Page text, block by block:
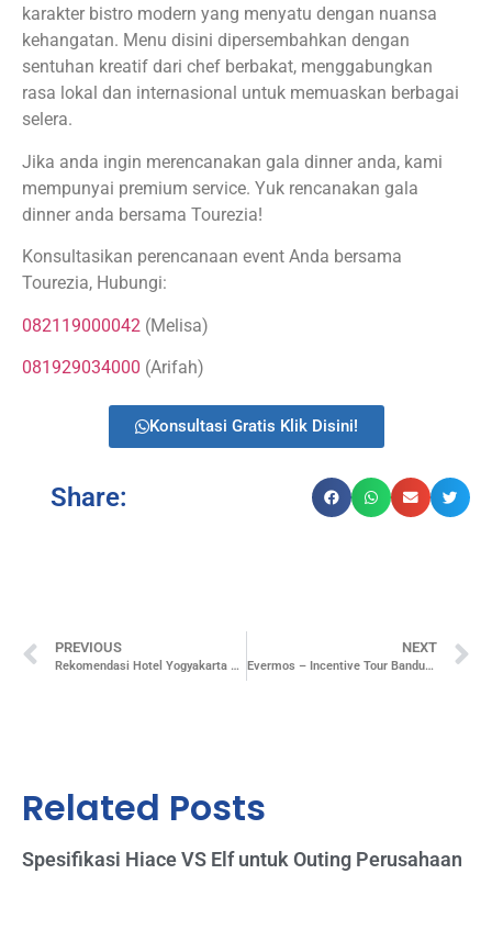
karakter bistro modern yang menyatu dengan nuansa
kehangatan. Menu disini dipersembahkan dengan
sentuhan kreatif dari chef berbakat, menggabungkan
rasa lokal dan internasional untuk memuaskan berbagai
selera.
Jika anda ingin merencanakan gala dinner anda, kami
mempunyai premium service. Yuk rencanakan gala
dinner anda bersama Tourezia!
Konsultasikan perencanaan event Anda bersama
Tourezia, Hubungi:
082119000042 (Melisa)
081929034000 (Arifah)
Konsultasi Gratis Klik Disini!
Share:
PREVIOUS
Rekomendasi Hotel Yogyakarta untuk Perencanaan Event Anda
NEXT
Evermos – Incentive Tour Bandung (Bandung)
Related Posts
Spesifikasi Hiace VS Elf untuk Outing Perusahaan